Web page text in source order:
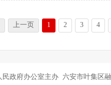
上一页 1 2 3 4
民政府办公室主办 六安市叶集区